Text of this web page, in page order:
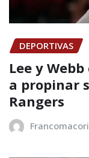
DEPORTIVAS
Lee y
a propinar
Rangers